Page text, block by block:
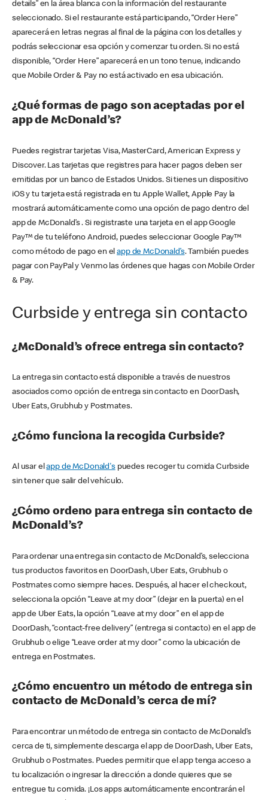
details” en la área blanca con la información del restaurante
seleccionado. Si el restaurante está participando, “Order Here”
aparecerá en letras negras al final de la página con los detalles y
podrás seleccionar esa opción y comenzar tu orden. Si no está
disponible, “Order Here” aparecerá en un tono tenue, indicando
que Mobile Order & Pay no está activado en esa ubicación.
¿Qué formas de pago son aceptadas por el
app de McDonald’s?
Puedes registrar tarjetas Visa, MasterCard, American Express y
Discover. Las tarjetas que registres para hacer pagos deben ser
emitidas por un banco de Estados Unidos. Si tienes un dispositivo
iOS y tu tarjeta está registrada en tu Apple Wallet, Apple Pay la
mostrará automáticamente como una opción de pago dentro del
app de McDonald’s . Si registraste una tarjeta en el app Google
Pay™ de tu teléfono Android, puedes seleccionar Google Pay™
como método de pago en elapp de McDonald’s. También puedes
pagar con PayPal y Venmo las órdenes que hagas con Mobile Order
& Pay.
Curbside y entrega sin contacto
¿McDonald’s ofrece entrega sin contacto?
La entrega sin contacto está disponible a través de nuestros
asociados como opción de entrega sin contacto en DoorDash,
Uber Eats, Grubhub y Postmates.
¿Cómo funciona la recogida Curbside?
Al usar elapp de McDonald'spuedes recoger tu comida Curbside
sin tener que salir del vehículo.
¿Cómo ordeno para entrega sin contacto de
McDonald’s?
Para ordenar una entrega sin contacto de McDonald’s, selecciona
tus productos favoritos en DoorDash, Uber Eats, Grubhub o
Postmates como siempre haces. Después, al hacer el checkout,
selecciona la opción “Leave at my door” (dejar en la puerta) en el
app de Uber Eats, la opción “Leave at my door” en el app de
DoorDash, “contact-free delivery” (entrega si contacto) en el app de
Grubhub o elige “Leave order at my door” como la ubicación de
entrega en Postmates.
¿Cómo encuentro un método de entrega sin
contacto de McDonald’s cerca de mí?
Para encontrar un método de entrega sin contacto de McDonald’s
cerca de ti, simplemente descarga el app de DoorDash, Uber Eats,
Grubhub o Postmates. Puedes permitir que el app tenga acceso a
tu localización o ingresar la dirección a donde quieres que se
entregue tu comida. ¡Los apps automáticamente encontrarán el